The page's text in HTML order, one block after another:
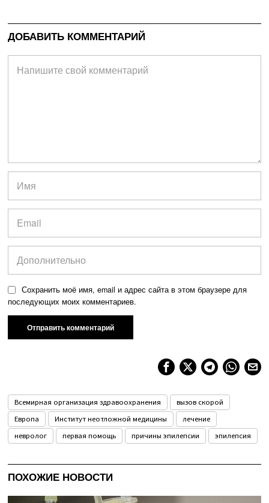
ДОБАВИТЬ КОММЕНТАРИЙ
Сохранить моё имя, email и адрес сайта в этом браузере для
последующих моих комментариев.
Всемирная организация здравоохранения
вызов скорой
Европа
Институт неотложной медицины
лечение
невролог
первая помощь причины эпилепсии эпилепсия
ПОХОЖИЕ НОВОСТИ